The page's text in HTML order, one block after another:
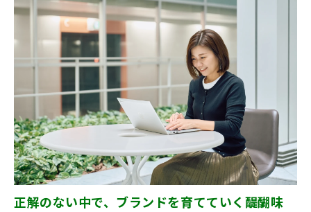
正解のない中で、ブランドを育てていく醍醐味